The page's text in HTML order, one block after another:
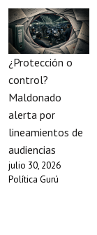
¿Protección o
control?
Maldonado
alerta por
lineamientos de
audiencias
julio 30, 2026
Política Gurú